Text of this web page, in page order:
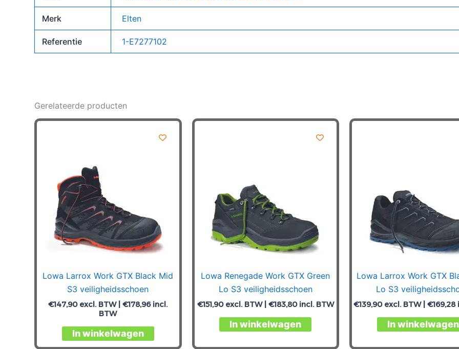
Merk Elten
Referentie 1-E7277102
Gerelateerde producten
Lowa Larrox Work GTX Black Mid
S3 veiligheidsschoen
€147,90excl. BTW |€178,96incl.
BTW
In winkelwagen
Dit
product
Lowa Renegade Work GTX Green
Lo S3 veiligheidsschoen
€151,90excl. BTW | €183,80incl. BTW
In winkelwagen
Dit
product
heeft
Lowa Larrox Work GTX
Lo S3
€139,90excl. BTW |€169,28
In winkelwagen